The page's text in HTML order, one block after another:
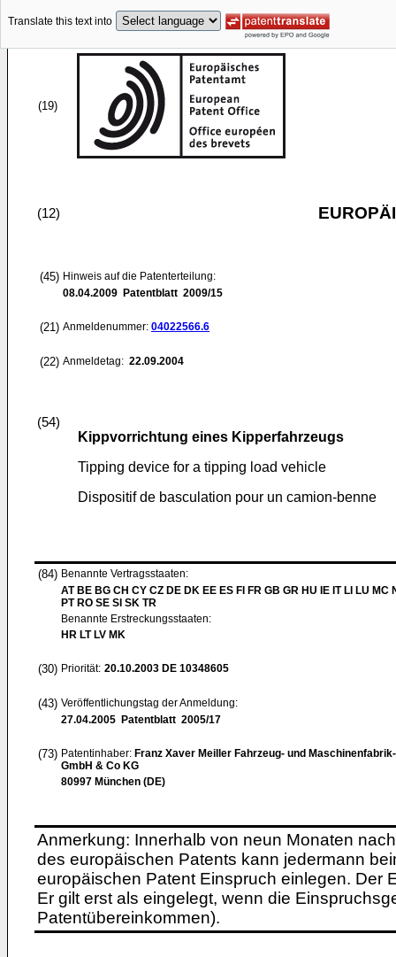
Translate this text into
(19)
(12)
(45) Hinweis auf die Patenterteilung:
08.04.2009 Patentblatt 2009/15
(21) Anmeldenummer: 04022566.6
(22) Anmeldetag: 22.09.2004
(54)
Kippvorrichtung eines Kipperfahrzeugs
Tipping device for a tipping load vehicle
Dispositif de basculation pour un camion-benne
(84) Benannte Vertragsstaaten:
AT BE BG CH CY CZ DE DK EE ES FI FR GB GR HU IE IT LI LU MC
PT RO SE SI SK TR
Benannte Erstreckungsstaaten:
HR LT LV MK
(30) Priorität: 20.10.2003 DE 10348605
(43) Veröffentlichungstag der Anmeldung:
27.04.2005 Patentblatt 2005/17
(73) Patentinhaber: Franz Xaver Meiller Fahrzeug- und Maschinenfabrik-
GmbH & Co KG
80997 München (DE)
Anmerkung: Innerhalb von neun Monaten
des europäischen Patents kann jedermann
europäischen Patent Einspruch einlegen. Der
Er gilt erst als eingelegt, wenn die
Patentübereinkommen).